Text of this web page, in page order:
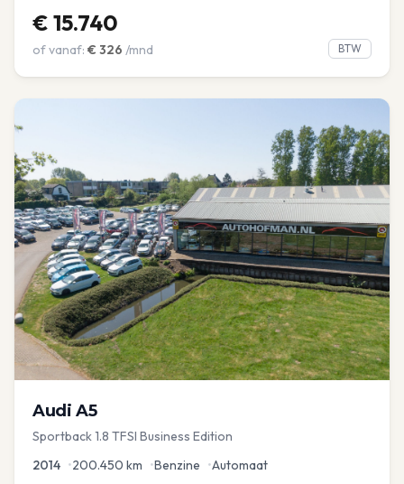
€ 15.740
of vanaf: € 326 /mnd BTW
Audi A5
Sportback 1.8 TFSI Business Edition
2014 •200.450 km •Benzine •Automaat